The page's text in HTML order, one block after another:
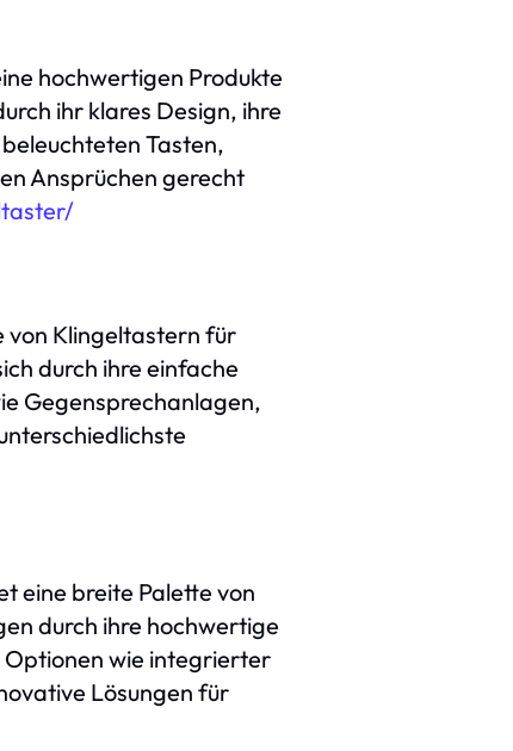
hochwertigen Produkte
ihr klares Design, ihre
Tasten,
Ansprüchen gerecht
von Klingeltastern für
durch ihre einfache
Gegensprechanlagen,
eine breite Palette von
durch ihre hochwertige
Optionen wie integrierter
Lösungen für